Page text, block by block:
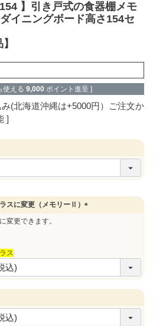
】引き戸式の食器棚メモ
イニングボード高さ154セ
使える 9,000 ポイント進呈 ]
(北海道沖縄は+5000円）ご注文か
スに変更（メモリーⅡ）
変更できます。
ス